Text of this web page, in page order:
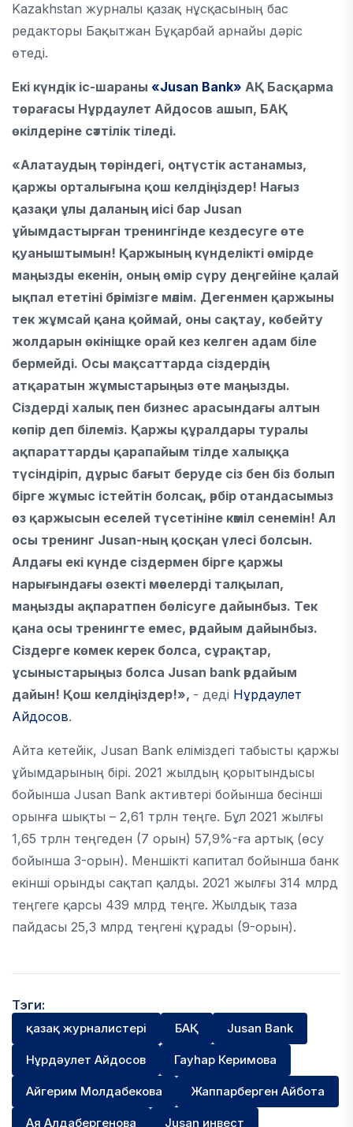
Kazakhstan журналы қазақ нұсқасының бас
редакторы Бақытжан Бұқарбай арнайы дәріс
өтеді.
Екі күндік іс-шараны «Jusan Bank» АҚ Басқарма
төрағасы Нұрдаулет Айдосов ашып, БАҚ
өкілдеріне сәттілік тіледі.
«Алатаудың төріндегі, оңтүстік астанамыз,
қаржы орталығына қош келдіңіздер! Нағыз
қазақи ұлы даланың иісі бар Jusan
ұйымдастырған тренингінде кездесуге өте
қуаныштымын! Қаржының күнделікті өмірде
маңызды екенін, оның өмір сүру деңгейіне қалай
ықпал ететіні бәрімізге мәлім. Дегенмен қаржыны
тек жұмсай қана қоймай, оны сақтау, көбейту
жолдарын өкініщке орай кез келген адам біле
бермейді. Осы мақсаттарда сіздердің
атқаратын жұмыстарыңыз өте маңызды.
Сіздерді халық пен бизнес арасындағы алтын
көпір деп білеміз. Қаржы құралдары туралы
ақпараттарды қарапайым тілде халыққа
түсіндіріп, дұрыс бағыт беруде сіз бен біз болып
бірге жұмыс істейтін болсақ, әрбір отандасымыз
өз қаржысын еселей түсетініне кәміл сенемін! Ал
осы тренинг Jusan-ның қосқан үлесі болсын.
Алдағы екі күнде сіздермен бірге қаржы
нарығындағы өзекті мәселерді талқылап,
маңызды ақпаратпен бөлісуге дайынбыз. Тек
қана осы тренингте емес, әрдайым дайынбыз.
Сіздерге көмек керек болса, сұрақтар,
ұсыныстарыңыз болса Jusan bank әрдайым
дайын! Қош келдіңіздер!», - деді Нұрдаулет
Айдосов.
Айта кетейік, Jusan Bank еліміздегі табысты қаржы
ұйымдарының бірі. 2021 жылдың қорытындысы
бойынша Jusan Bank активтері бойынша бесінші
орынға шықты – 2,61 трлн теңге. Бұл 2021 жылғы
1,65 трлн теңгеден (7 орын) 57,9%-ға артық (өсу
бойынша 3-орын). Меншікті капитал бойынша банк
екінші орынды сақтап қалды. 2021 жылғы 314 млрд
теңгеге қарсы 439 млрд теңге. Жылдық таза
пайдасы 25,3 млрд теңгені құрады (9-орын).
Тэги:
қазақ журналистері БАҚ Jusan Bank
Нұрдәулет Айдосов Гауһар Керимова
Айгерим Молдабекова Жаппарберген Айбота
Ая Алдабергенова Jusan инвест